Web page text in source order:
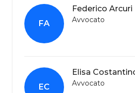
FA
Federico Arcuri
Avvocato
EC
Elisa
Avvocato